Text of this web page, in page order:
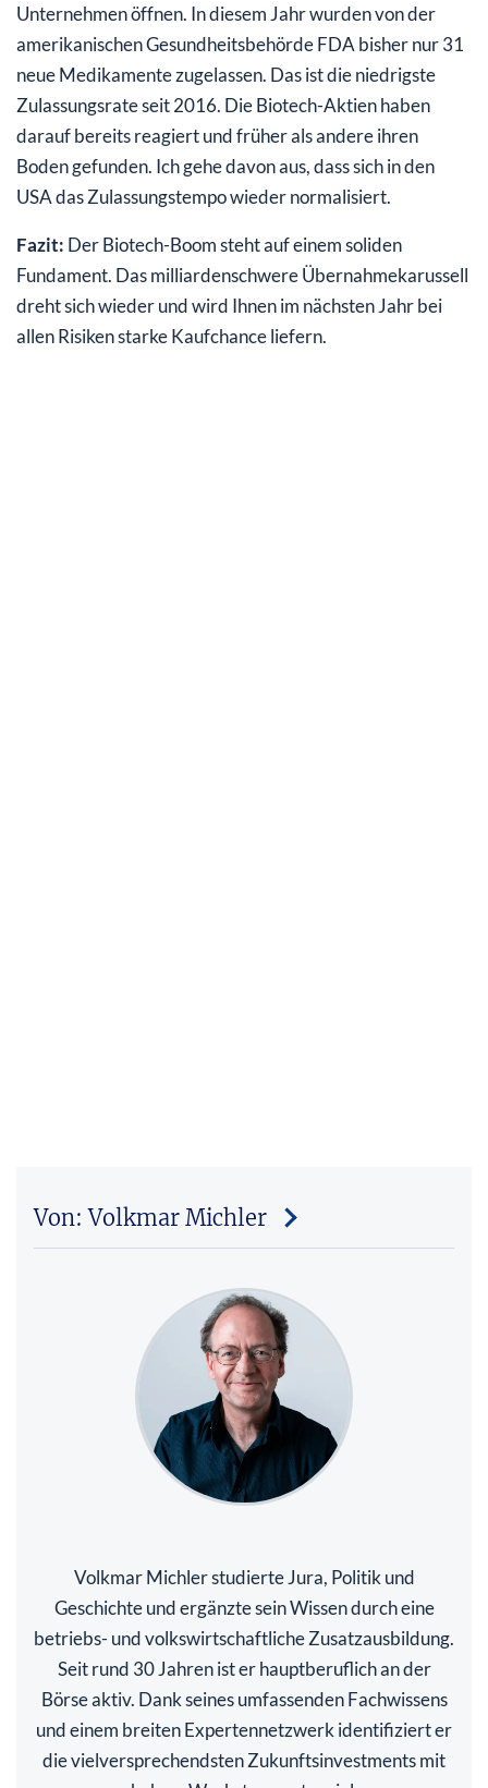
Unternehmen öffnen. In diesem Jahr wurden von der
amerikanischen Gesundheitsbehörde FDA bisher nur 31
neue Medikamente zugelassen. Das ist die niedrigste
Zulassungsrate seit 2016. Die Biotech-Aktien haben
darauf bereits reagiert und früher als andere ihren
Boden gefunden. Ich gehe davon aus, dass sich in den
USA das Zulassungstempo wieder normalisiert.
Fazit: Der Biotech-Boom steht auf einem soliden
Fundament. Das milliardenschwere Übernahmekarussell
dreht sich wieder und wird Ihnen im nächsten Jahr bei
allen Risiken starke Kaufchance liefern.
Von: Volkmar Michler
Volkmar Michler studierte Jura, Politik und
Geschichte und ergänzte sein Wissen durch eine
betriebs- und volkswirtschaftliche Zusatzausbildung.
Seit rund 30 Jahren ist er hauptberuflich an der
Börse aktiv. Dank seines umfassenden Fachwissens
und einem breiten Expertennetzwerk identifiziert er
die vielversprechendsten Zukunftsinvestments mit